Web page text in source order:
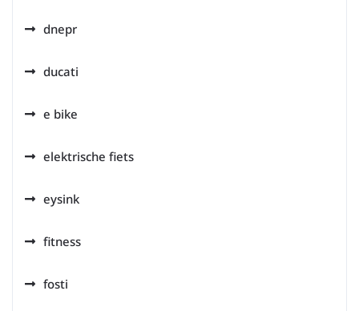
dnepr
ducati
e bike
elektrische fiets
eysink
fitness
fosti